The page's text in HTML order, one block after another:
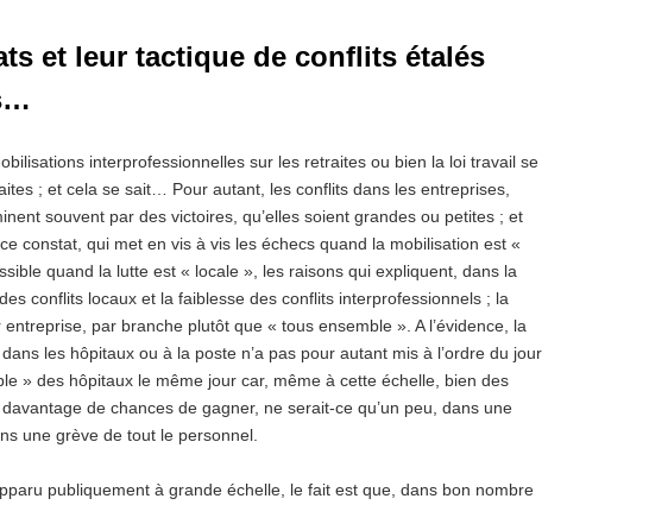
et leur tactique de conflits étalés
interprofessionnelles sur les retraites ou bien la loi travail se
; et cela se sait… Pour autant, les conflits dans les entreprises,
souvent par des victoires, qu’elles soient grandes ou petites ; et
constat, qui met en vis à vis les échecs quand la mobilisation est «
quand la lutte est « locale », les raisons qui expliquent, dans la
conflits locaux et la faiblesse des conflits interprofessionnels ; la
par branche plutôt que « tous ensemble ». A l’évidence, la
les hôpitaux ou à la poste n’a pas pour autant mis à l’ordre du jour
» des hôpitaux le même jour car, même à cette échelle, bien des
de chances de gagner, ne serait-ce qu’un peu, dans une
une grève de tout le personnel.
publiquement à grande échelle, le fait est que, dans bon nombre